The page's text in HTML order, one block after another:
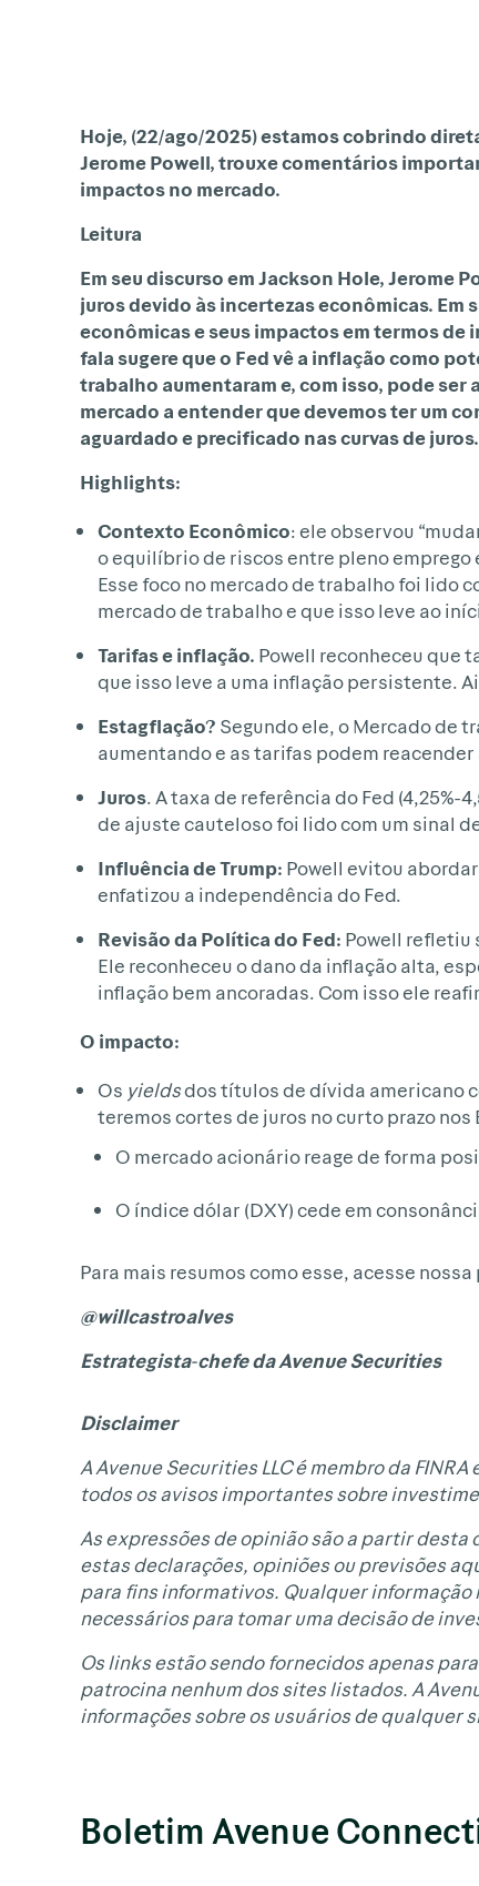
Hoje, (22/ago/2025) estamos cobrindo
Jerome Powell, trouxe comentários
impactos no mercado.
Leitura
Em seudiscursoemJackson Hole,Jerome
juros devido às incertezas econômicas.
econômicas e seus impactos em termos de
fala sugere que o Fed vê a inflação como
trabalho aumentaram e, com isso, pode
mercado a entender que devemos ter um
aguardado e precificado nas curvas de juros.
Highlights:
Contexto Econômico: ele observou
o equilíbrio de riscos entre pleno emprego
Esse foco no mercado de trabalho foi lido
mercado de trabalho e que isso leve ao
Tarifaseinflação. Powell reconheceu que
que isso leve a uma inflação persistente.
Estagflação? Segundo ele, o Mercado de
aumentando e as tarifas podem
Juros. A taxa de referência do Fed
de ajuste cauteloso foi lido com um sinal
InfluênciadeTrump: Powell evitou
enfatizou a independência do Fed.
Revisãoda Políticado Fed: Powell refletiu
Ele reconheceu o dano da inflação alta,
inflação bem ancoradas. Com isso ele
O impacto:
Os yieldsdos títulos de dívida americano
teremos cortes de juros no curto prazo nos
O mercado acionário reage de forma
O índice dólar (DXY) cede em
Para mais resumos como esse, acesse nossa
@willcastroalves
Estrategista-chefedaAvenue Securities
Disclaimer
A Avenue Securities LLC é membro da
todos os avisos importantes sobre
As expressões de opinião são a partir desta
estas declarações, opiniões ou previsões
para fins informativos. Qualquer
necessários para tomar uma decisão de
Os links estão sendo fornecidos apenas
patrocina nenhum dos sites listados. A
informações sobre os usuários de qualquer
Boletim Avenue